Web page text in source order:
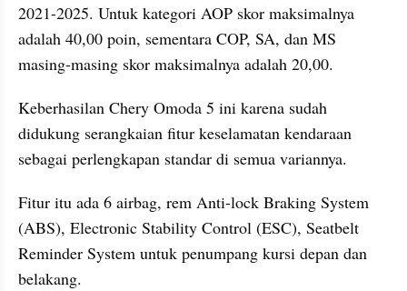
2021-2025. Untuk kategori AOP skor maksimalnya
adalah 40,00 poin, sementara COP, SA, dan MS
masing-masing skor maksimalnya adalah 20,00.
Keberhasilan Chery Omoda 5 ini karena sudah
didukung serangkaian fitur keselamatan kendaraan
sebagai perlengkapan standar di semua variannya.
Fitur itu ada 6 airbag, rem Anti-lock Braking System
(ABS), Electronic Stability Control (ESC), Seatbelt
Reminder System untuk penumpang kursi depan dan
belakang.